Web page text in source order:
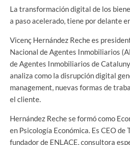
La transformación digital de los
a paso acelerado, tiene por delante
Vicenç Hernández Reche es
Nacional de Agentes Inmobiliarios
de Agentes Inmobiliarios de
analiza como la disrupción digital
management, nuevas formas de
el cliente.
Hernández Reche se formó como
en Psicología Económica. Es CEO
fundador de ENLACE, consultora